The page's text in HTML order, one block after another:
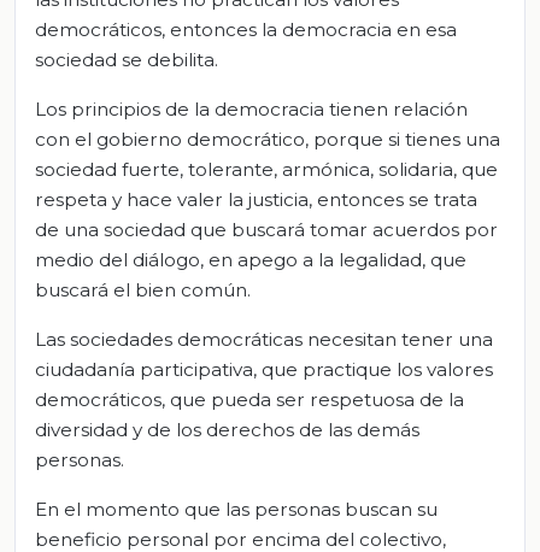
democráticos, entonces la democracia en esa
sociedad se debilita.
Los principios de la democracia tienen relación
con el gobierno democrático, porque si tienes una
sociedad fuerte, tolerante, armónica, solidaria, que
respeta y hace valer la justicia, entonces se trata
de una sociedad que buscará tomar acuerdos por
medio del diálogo, en apego a la legalidad, que
buscará el bien común.
Las sociedades democráticas necesitan tener una
ciudadanía participativa, que practique los valores
democráticos, que pueda ser respetuosa de la
diversidad y de los derechos de las demás
personas.
En el momento que las personas buscan su
beneficio personal por encima del colectivo,